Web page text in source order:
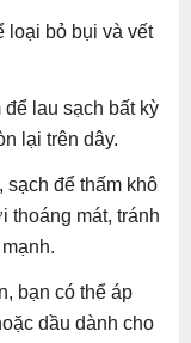
loại bỏ bụi và vết
lau sạch bất kỳ
lại trên dây.
sạch để thấm khô
thoáng mát, tránh
bạn có thể áp
dầu dành cho